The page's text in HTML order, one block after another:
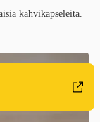
kahvikapseleita.